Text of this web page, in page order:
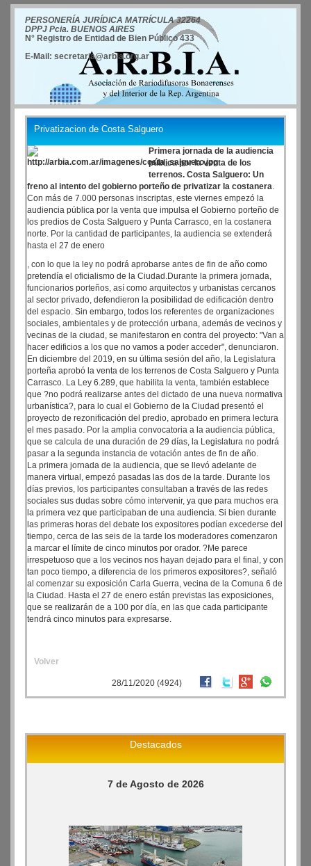
PERSONERÍA JURÍDICA MATRÍCULA 32264
DPPJ Pcia. BUENOS AIRES
N° Registro de Entidad de Bien Público 433
E-Mail: secretaria@arbia.org.ar
Privatizacion de Costa Salguero
Primera jornada de la audiencia
pública por la venta de los
terrenos. Costa Salguero: Un
freno al intento del gobierno porteño de privatizar la costanera.
Con más de 7.000 personas inscriptas, este viernes empezó la
audiencia pública por la venta que impulsa el Gobierno porteño de
los predios de Costa Salguero y Punta Carrasco, en la costanera
norte. Por la cantidad de participantes, la audiencia se extenderá
hasta el 27 de enero
, con lo que la ley no podrá aprobarse antes de fin de año como
pretendía el oficialismo de la Ciudad.Durante la primera jornada,
funcionarios porteños, así como arquitectos y urbanistas cercanos
al sector privado, defendieron la posibilidad de edificación dentro
del espacio. Sin embargo, todos los referentes de organizaciones
sociales, ambientales y de protección urbana, además de vecinos y
vecinas de la ciudad, se manifestaron en contra del proyecto: "Van a
hacer edificios a los que no vamos a poder acceder", denunciaron.
En diciembre del 2019, en su última sesión del año, la Legislatura
porteña aprobó la venta de los terrenos de Costa Salguero y Punta
Carrasco. La Ley 6.289, que habilita la venta, también establece
que ?no podrá realizarse antes del dictado de una nueva normativa
urbanística?, para lo cual el Gobierno de la Ciudad presentó el
proyecto de rezonificación del predio, aprobado en primera lectura
el mes pasado. Por la amplia convocatoria a la audiencia pública,
que se calcula de una duración de 29 días, la Legislatura no podrá
pasar a la segunda instancia de votación antes de fin de año.
La primera jornada de la audiencia, que se llevó adelante de
manera virtual, empezó pasadas las dos de la tarde. Durante los
días previos, los participantes consultaban a través de las redes
sociales sus dudas sobre cómo intervenir, ya que para muchos era
la primera vez que participaban de una audiencia. Si bien durante
las primeras horas del debate los expositores podían excederse del
tiempo, cerca de las seis de la tarde los moderadores comenzaron
a marcar el límite de cinco minutos por orador. ?Me parece
irrespetuoso que a los vecinos nos hayan dejado para el final, y con
tan poco tiempo, a diferencia de los primeros expositores?, señaló
al comenzar su exposición Carla Guerra, vecina de la Comuna 6 de
la Ciudad. Hasta el 27 de enero están previstas las exposiciones,
que se realizarán de a 100 por día, en las que cada participante
tendrá cinco minutos para expresarse.
Volver
28/11/2020 (4924)
Destacados
7 de Agosto de 2026